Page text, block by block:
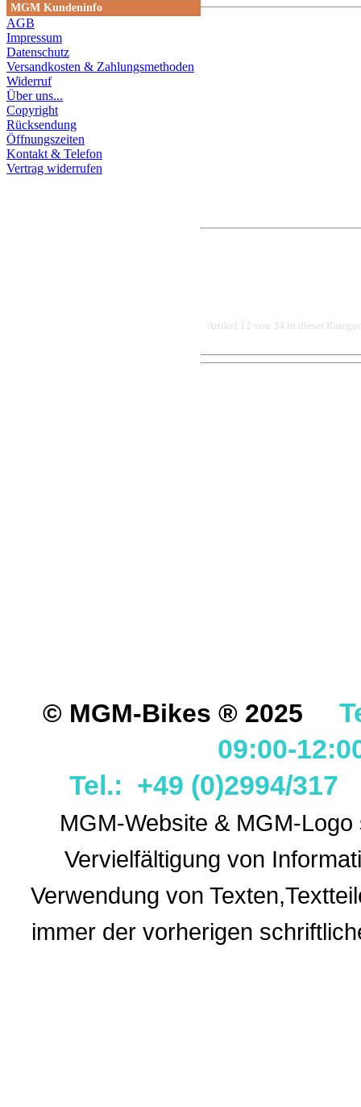
MGM Kundeninfo
AGB
Impressum
Datenschutz
Versandkosten & Zahlungsmethoden
Widerruf
Über uns...
Copyright
Rücksendung
Öffnungszeiten
Kontakt & Telefon
Vertrag widerrufen
Artikel 12 von 34 in dieser
© MGM-Bikes ® 2025
09:00-
Tel.: +49 (0)2994/
MGM-Website & MGM-
Vervielfältigung von
Verwendung von
immer der vorherigen